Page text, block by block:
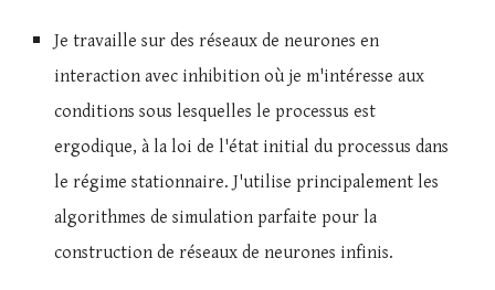
Je travaille sur des réseaux de neurones en
interaction avec inhibition où je m'intéresse aux
conditions sous lesquelles le processus est
ergodique, à la loi de l'état initial du processus dans
le régime stationnaire.J'utilise principalement les
algorithmes de simulation parfaite pour la
construction de réseaux de neurones infinis.